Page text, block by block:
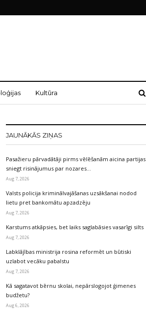
Kultūra
JAUNĀKĀS ZIŅAS
Pasažieru pārvadātāji pirms vēlēšanām aicina partijas
sniegt risinājumus par nozares…
Aug 7, 2026
Valsts policija kriminālvajāšanas uzsākšanai nodod
lietu pret bankomātu apzadzēju
Aug 7, 2026
Karstums atkāpsies, bet laiks saglabāsies vasarīgi silts
Aug 7, 2026
Labklājības ministrija rosina reformēt un būtiski
uzlabot vecāku pabalstu
Aug 7, 2026
Kā sagatavot bērnu skolai, nepārslogojot ģimenes
budžetu?
Aug 6, 2026